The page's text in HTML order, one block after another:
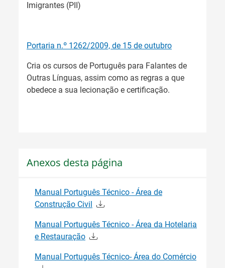
Imigrantes (PII)
Portaria n.º 1262/2009, de 15 de outubro
Cria os cursos de Português para Falantes de
Outras Línguas, assim como as regras a que
obedece a sua lecionação e certificação.
Anexos desta página
Manual Português Técnico - Área de
Construção Civil
Manual Português Técnico - Área da Hotelaria
e Restauração
Manual Português Técnico- Área do Comércio